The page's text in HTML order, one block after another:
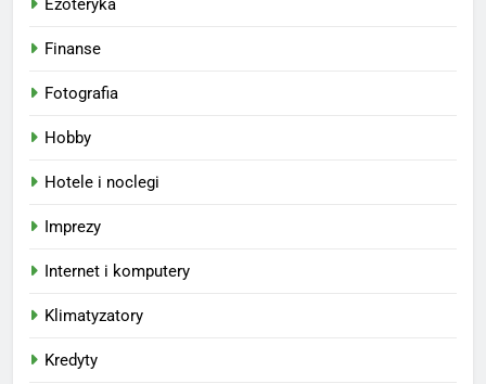
Ezoteryka
Finanse
Fotografia
Hobby
Hotele i noclegi
Imprezy
Internet i komputery
Klimatyzatory
Kredyty